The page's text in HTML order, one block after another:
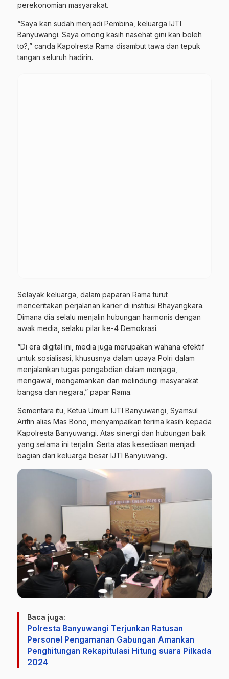
perekonomian masyarakat.
“Saya kan sudah menjadi Pembina, keluarga IJTI
Banyuwangi. Saya omong kasih nasehat gini kan boleh
to?,” canda Kapolresta Rama disambut tawa dan tepuk
tangan seluruh hadirin.
Selayak keluarga, dalam paparan Rama turut
menceritakan perjalanan karier di institusi Bhayangkara.
Dimana dia selalu menjalin hubungan harmonis dengan
awak media, selaku pilar ke-4 Demokrasi.
“Di era digital ini, media juga merupakan wahana efektif
untuk sosialisasi, khususnya dalam upaya Polri dalam
menjalankan tugas pengabdian dalam menjaga,
mengawal, mengamankan dan melindungi masyarakat
bangsa dan negara,” papar Rama.
Sementara itu, Ketua Umum IJTI Banyuwangi, Syamsul
Arifin alias Mas Bono, menyampaikan terima kasih kepada
Kapolresta Banyuwangi. Atas sinergi dan hubungan baik
yang selama ini terjalin. Serta atas kesediaan menjadi
bagian dari keluarga besar IJTI Banyuwangi.
Baca juga:
Polresta Banyuwangi Terjunkan Ratusan
Personel Pengamanan Gabungan Amankan
Penghitungan Rekapitulasi Hitung suara Pilkada
2024